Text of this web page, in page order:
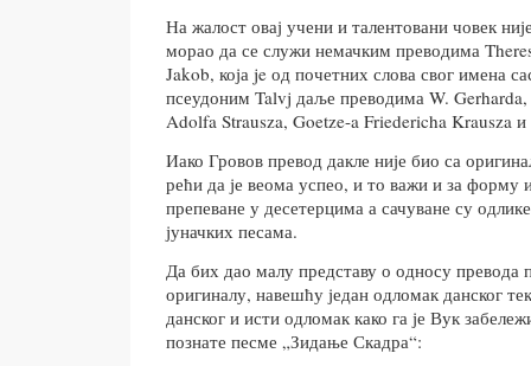
На жалост овај учени и талентовани човек
морао да се служи немачким преводима
Jakob, која je од почетних слова свог имена
псеудоним Talvj даље преводима W.
Adolfa Strausza, Goetze-a Friedericha Krausza
Иако Гровов превод дакле није био са
рећи да је веома успео, и то важи и за форму
препеване у десетерцима а сачуване су
јуначких песама.
Да бих дао малу представу о односу превода
оригиналу, навешћу један одломак данског
данског и исти одломак како га је Вук
познате песме „Зидање Скадра“: